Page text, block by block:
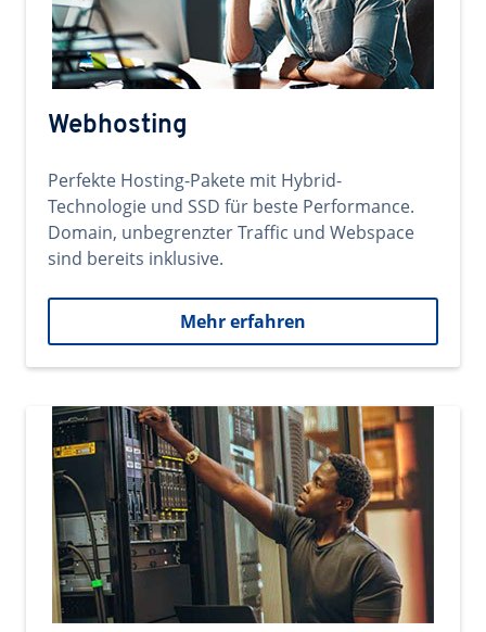
Webhosting
Perfekte Hosting-Pakete mit Hybrid-
Technologie und SSD für beste Performance.
Domain, unbegrenzter Traffic und Webspace
sind bereits inklusive.
Mehr erfahren